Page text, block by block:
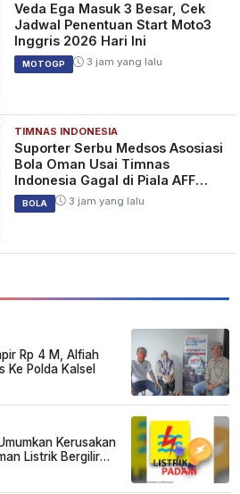
Veda Ega Masuk 3 Besar, Cek
Jadwal Penentuan Start Moto3
Inggris 2026 Hari Ini
MOTOGP 3 jam yang lalu
TIMNAS INDONESIA
Suporter Serbu Medsos Asosiasi
Bola Oman Usai Timnas
Indonesia Gagal di Piala AFF
2026
BOLA 3 jam yang lalu
Rp 4 M, Alfiah
Ke Polda Kalsel
Kerusakan
Listrik Bergilir